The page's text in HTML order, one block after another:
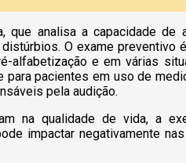
que analisa a capacidade de
O exame preventivo
alfabetização e em várias
para pacientes em uso de
pela audição.
na qualidade de vida, a
impactar negativamente